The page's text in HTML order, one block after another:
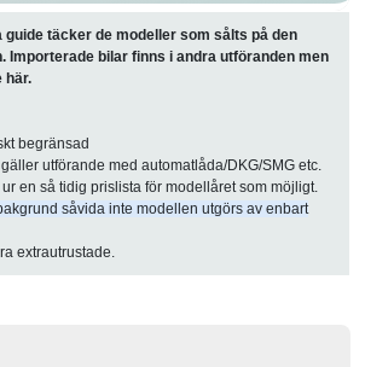
guide täcker de modeller som sålts på den
Importerade bilar finns i andra utföranden men
här.
begränsad
utförande med automatlåda/DKG/SMG etc.
en så tidig prislista för modellåret som möjligt.
såvida inte modellen utgörs av enbart
extrautrustade.